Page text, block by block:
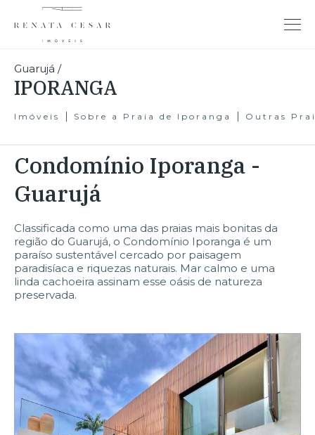
Guarujá /
IPORANGA
Imóveis Sobre a Praia de Iporanga Outras
Condomínio Iporanga -
Guarujá
Classificada como uma das praias mais bonitas da
região do Guarujá, o Condomínio Iporanga é um
paraíso sustentável cercado por paisagem
paradisíaca e riquezas naturais. Mar calmo e uma
linda cachoeira assinam esse oásis de natureza
preservada.